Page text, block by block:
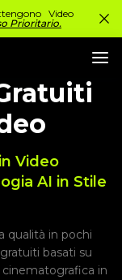
Video
Prioritario.
Video
AI in Stile
qualità in pochi
basati su
in